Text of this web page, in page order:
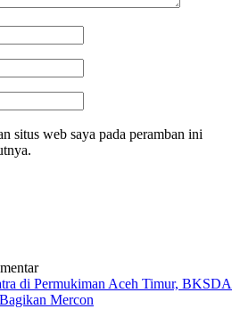
situs web saya pada peramban ini
di Permukiman Aceh Timur, BKSDA
Mercon